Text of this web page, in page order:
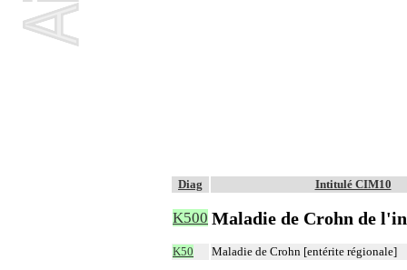
Diag Intitulé CIM10
K500 Maladie de Crohn de
K50 Maladie de Crohn [entérite régionale]